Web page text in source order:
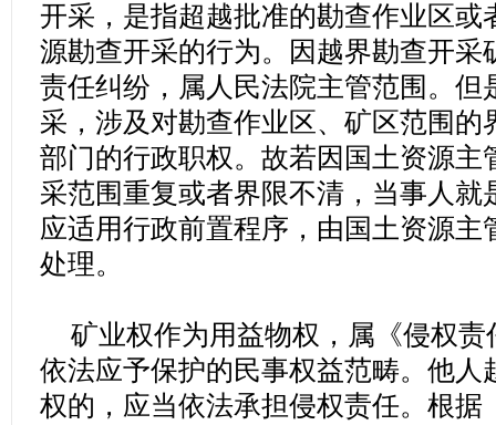
开采，是指超越批准的勘查作业区或
源勘查开采的行为。因越界勘查开采
责任纠纷，属人民法院主管范围。但
采，涉及对勘查作业区、矿区范围的
部门的行政职权。故若因国土资源主
采范围重复或者界限不清，当事人就
应适用行政前置程序，由国土资源主
处理。
矿业权作为用益物权，属《侵权
依法应予保护的民事权益范畴。他人
权的，应当依法承担侵权责任。根据